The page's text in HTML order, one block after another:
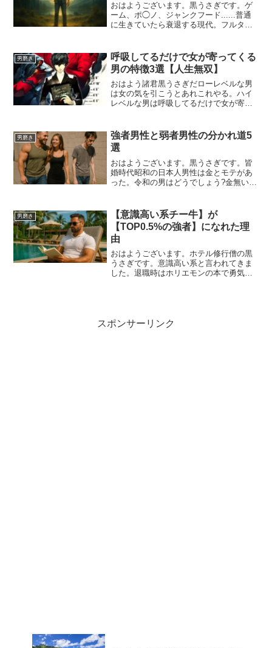
おはようございます。黒うさぎです。ゲ
ーム、ポ◯ノ、ジャンクフード......普通
に生きていたら衰退する現代。フルタイ
しているからです。毎日1%でも成長して
いれば1年後...
男磨き
呼吸してるだけで女が寄ってくる
男の特徴3選【人生無双】
おはよう諸君黒うさぎだローレベルな男
は女の気を引こうとあれこれやる。ハイ
レベルな男は呼吸してるだけで女が寄っ
るから。例えばお前がヒルトンを予約し
ていても大谷翔平が松屋で...
男磨き
強者男性と弱者男性の分かれ道5
選
おはようございます。黒うさぎです。皆
婚時代昭和の日本人男性は金とモテがあ
った。令和の男はどうでしょう?金無い時
け。悲惨です。1人でも多く弱者男性を救
うため、本日は【強者...
男磨き
【意識高い系チー牛】が
【TOP0.5%の強者】になれた理
由
おはようございます。ホテル修行僧の黒
うさぎです。意識高い系と言われてきま
した。退職時はホリエモンの本で勇気出
スポンサーリンク